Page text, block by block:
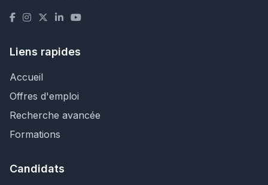
Liens rapides
Accueil
Offres d'emploi
Recherche avancée
Formations
Candidats